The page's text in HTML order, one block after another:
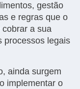
gestão
e regras que o
cobrar a sua
processos legais
ainda surgem
implementar o